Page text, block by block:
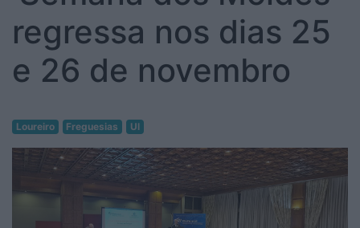
regressa nos dias 25
e 26 de novembro
Loureiro Freguesias Ul